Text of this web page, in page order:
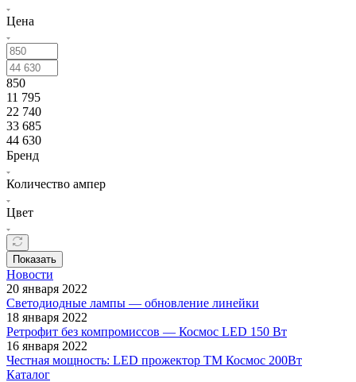
Цена
850
11 795
22 740
33 685
44 630
Бренд
Количество ампер
Цвет
Показать
Новости
20 января 2022
Светодиодные лампы — обновление линейки
18 января 2022
Ретрофит без компромиссов — Космос LED 150 Вт
16 января 2022
Честная мощность: LED прожектор ТМ Космос 200Вт
Каталог